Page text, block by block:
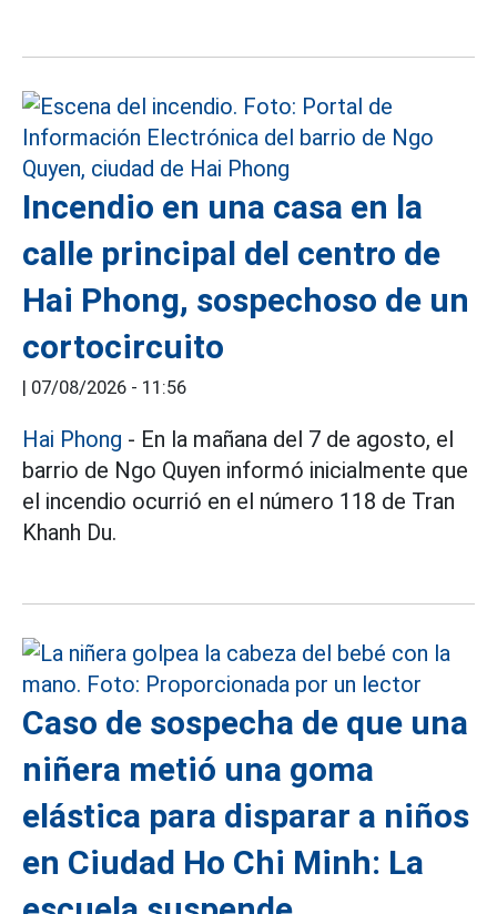
Incendio en una casa en la
calle principal del centro de
Hai Phong, sospechoso de un
cortocircuito
| 07/08/2026 - 11:56
Hai Phong - En la mañana del 7 de agosto, el
barrio de Ngo Quyen informó inicialmente que
el incendio ocurrió en el número 118 de Tran
Khanh Du.
Caso de sospecha de que una
niñera metió una goma
elástica para disparar a niños
en Ciudad Ho Chi Minh: La